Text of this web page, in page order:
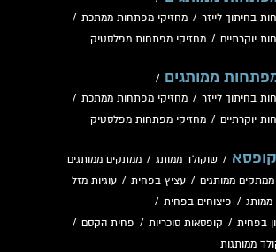
בחיתוך לייזר / מחזיקי מפתחות ממתכת /
יוקרתיים / מחזיקי מפתחות מפלסטיק
ממותגים /
בחיתוך לייזר / מחזיקי מפתחות ממתכת /
יוקרתיים / מחזיקי מפתחות מפלסטיק
/ שוקולד ממותג / ממתקים ממותגים
ממותגים / עציץ בפחית / עוגיות מזל
ממותג / פיצוחים בפחית /
בפחית / קופסאות סוכריות / פחית הקסם /
ממותגות